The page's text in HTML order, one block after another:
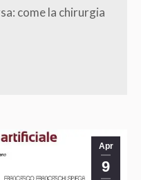
come la chirurgia
Apr
9